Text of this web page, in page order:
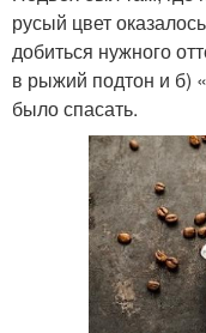
русый цвет
добиться нужного
в рыжий подтон и б)
было спасать.